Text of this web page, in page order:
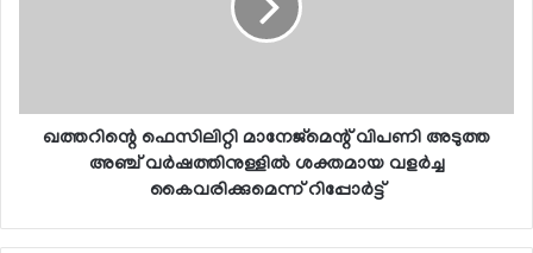
ഖത്തറിന്റെ ഫെസിലിറ്റി മാനേജ്മെന്റ് വിപണി അടുത്ത
അഞ്ച് വര്‍ഷത്തിനുള്ളില്‍ ശക്തമായ വളര്‍ച്ച
കൈവരിക്കുമെന്ന് റിപ്പോര്‍ട്ട്